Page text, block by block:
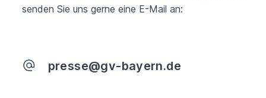
senden Sie uns gerne eine E-Mail an:
presse@gv-bayern.de